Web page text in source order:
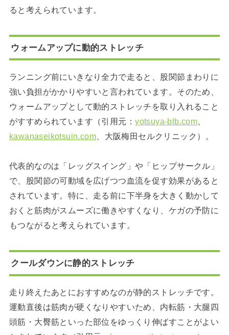
ると考えられています。
ウォームアップに動的ストレッチ
ランニング前にいきなり全力で走ると、股関節まわりに
強い負担がかかりやすいと言われています。そのため、
ウォームアップとして動的ストレッチを取り入れること
がすすめられています（引用元：yotsuya-blb.com
kawanaseikotsuin.com 、大阪梅田セルクリニック）。
代表的なのは「レッグスイング」や「ヒップサークル」
で、股関節の可動域を広げつつ血流を促す効果があると
されています。特に、走る前に下半身を大きく動かして
おくと筋肉がスムーズに働きやすくなり、ケガの予防に
もつながると考えられています。
クールダウンに静的ストレッチ
走り終えたあとにおすすめなのが静的ストレッチです。
運動直後は筋肉が硬くなりやすいため、内転筋・大腿四
頭筋・大臀筋といった部位をゆっくり伸ばすことがよい